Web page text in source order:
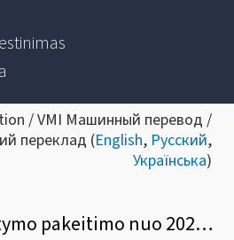
/ VMI Машинный перевод /
переклад (English, Русский,
Українська)
Dėl LR akcizų įstatymo pakeitimo nuo 2023 m. sausio 1 d.